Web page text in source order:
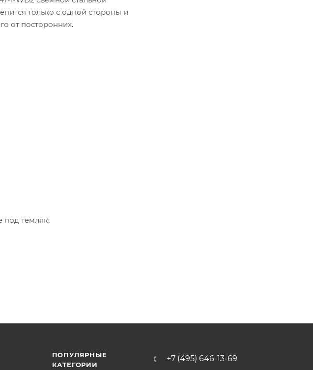
только с одной стороны и
от посторонних.
под темляк;
ПОПУЛЯРНЫЕ
КАТЕГОРИИ
+7 (495) 646-13-69